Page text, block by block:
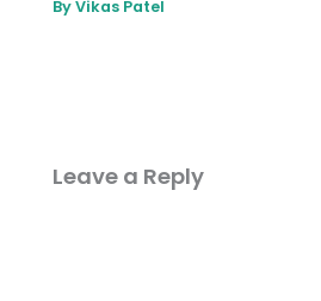
ByVikas Patel
Leave a Reply